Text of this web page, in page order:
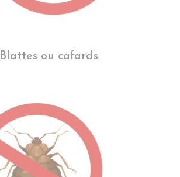
Blattes ou cafards